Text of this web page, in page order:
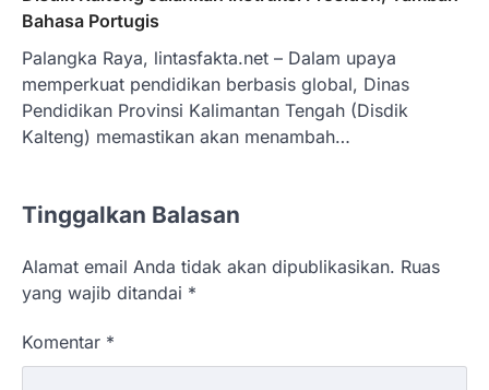
Bahasa Portugis
Palangka Raya, lintasfakta.net – Dalam upaya
memperkuat pendidikan berbasis global, Dinas
Pendidikan Provinsi Kalimantan Tengah (Disdik
Kalteng) memastikan akan menambah…
Tinggalkan Balasan
Alamat email Anda tidak akan dipublikasikan. Ruas
yang wajib ditandai *
Komentar *